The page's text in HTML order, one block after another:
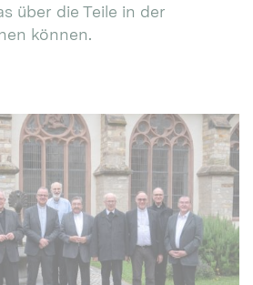
über die Teile in der
können.